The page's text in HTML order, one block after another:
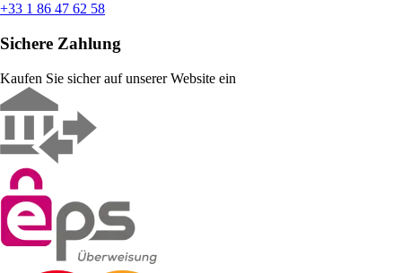
+33 1 86 47 62 58
Sichere Zahlung
Kaufen Sie sicher auf unserer Website ein